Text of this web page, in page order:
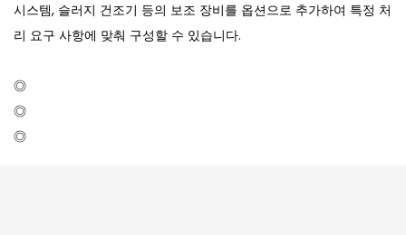
시스템, 슬러지 건조기 등의 보조 장비를 옵션으로 추가하여 특정 처
리 요구 사항에 맞춰 구성할 수 있습니다.
◎
◎
◎